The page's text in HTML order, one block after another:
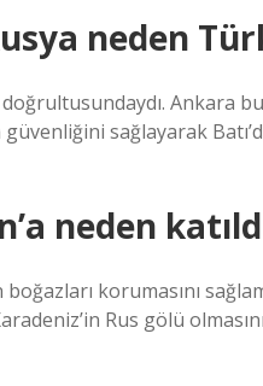
neden
Ankara
güvenliğini sağlayarak
neden
boğazları korumasını
Rus gölü